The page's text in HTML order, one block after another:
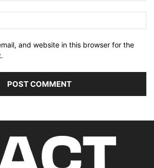
and website in this browser for the